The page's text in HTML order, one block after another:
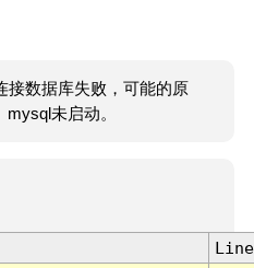
接数据库失败，可能的原
未启动。
Line